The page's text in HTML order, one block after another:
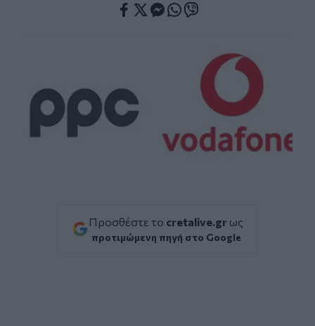
Προσθέστε το cretalive.gr ως
προτιμώμενη πηγή στο Google